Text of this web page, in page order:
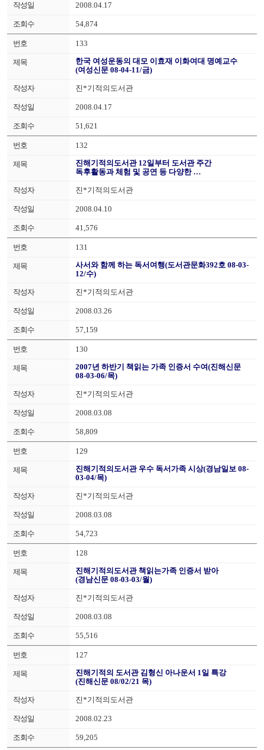
2008.04.17
54,874
133
한국 여성운동의 대모 이효재 이화여대 명예교수
(여성신문 08-04-11/금)
진*기적의도서관
2008.04.17
51,621
132
진해기적의도서관 12일부터 도서관 주간
독후활동과 체험 및 공연 등 다양한 …
진*기적의도서관
2008.04.10
41,576
131
사서와 함께 하는 독서여행(도서관문화392호 08-03-
12/수)
진*기적의도서관
2008.03.26
57,159
130
2007년 하반기 책읽는 가족 인증서 수여(진해신문
08-03-06/목)
진*기적의도서관
2008.03.08
58,809
129
진해기적의도서관 우수 독서가족 시상(경남일보 08-
03-04/목)
진*기적의도서관
2008.03.08
54,723
128
진해기적의도서관 책읽는가족 인증서 받아
(경남신문 08-03-03/월)
진*기적의도서관
2008.03.08
55,516
127
진해기적의 도서관 김형신 아나운서 1일 특강
(진해신문 08/02/21 목)
진*기적의도서관
2008.02.23
59,205